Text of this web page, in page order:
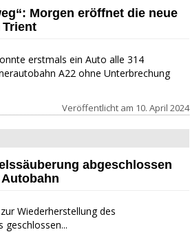
Morgen eröffnet die neue
erstmals ein Auto alle 314
A22 ohne Unterbrechung
Veröffentlicht am 10. April 2024
abgeschlossen
Wiederherstellung des
geschlossen...